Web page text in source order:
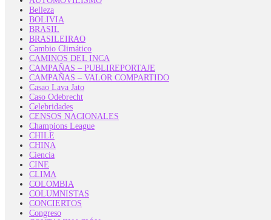
Belleza
BOLIVIA
BRASIL
BRASILEIRAO
Cambio Climático
CAMINOS DEL INCA
CAMPAÑAS – PUBLIREPORTAJE
CAMPAÑAS – VALOR COMPARTIDO
Casao Lava Jato
Caso Odebrecht
Celebridades
CENSOS NACIONALES
Champions League
CHILE
CHINA
Ciencia
CINE
CLIMA
COLOMBIA
COLUMNISTAS
CONCIERTOS
Congreso